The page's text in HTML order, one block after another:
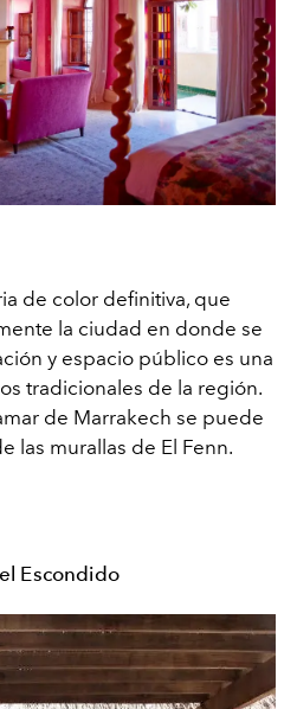
de color definitiva, que
la ciudad en donde se
y espacio público es una
tradicionales de la región.
de Marrakech se puede
las murallas de El Fenn.
Escondido